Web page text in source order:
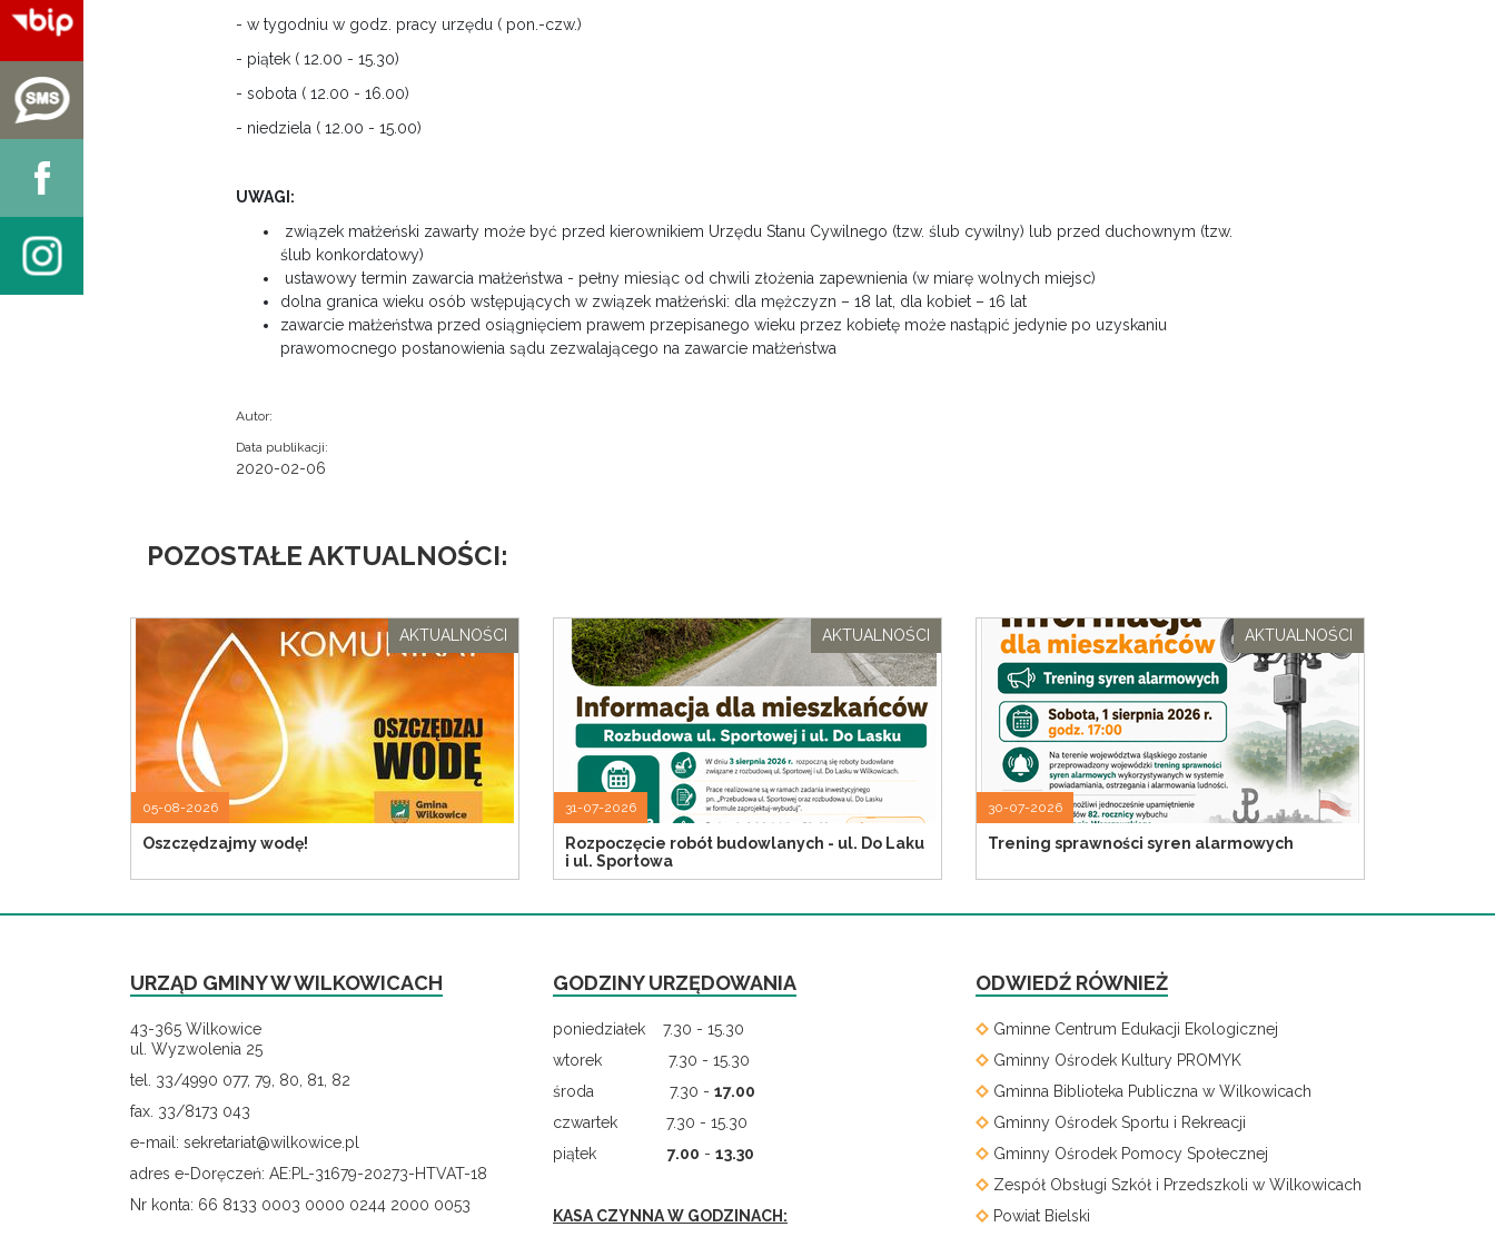
- w tygodniu w godz. pracy urzędu ( pon.-czw.)
- piątek ( 12.00 - 15.30)
- sobota ( 12.00 - 16.00)
- niedziela ( 12.00 - 15.00)
UWAGI:
związek małżeński zawarty może być przed kierownikiem Urzędu Stanu Cywilnego (tzw. ślub cywilny) lub przed duchownym (tzw.
ślub konkordatowy)
ustawowy termin zawarcia małżeństwa - pełny miesiąc od chwili złożenia zapewnienia (w miarę wolnych miejsc)
dolna granica wieku osób wstępujących w związek małżeński: dla mężczyzn – 18 lat, dla kobiet – 16 lat
zawarcie małżeństwa przed osiągnięciem prawem przepisanego wieku przez kobietę może nastąpić jedynie po uzyskaniu
prawomocnego postanowienia sądu zezwalającego na zawarcie małżeństwa
Autor:
Data publikacji:
2020-02-06
POZOSTAŁE AKTUALNOŚCI:
05-08-2026
Oszczędzajmy wodę!
AKTUALNOŚCI
31-07-2026
Rozpoczęcie robót budowlanych - ul. Do Laku
i ul. Sportowa
AKTUALNOŚCI
30-07-2026
Trening sprawności syren alarmowych
AKTUALNOŚCI
URZĄD GMINY W WILKOWICACH
43-365 Wilkowice
ul. Wyzwolenia 25
tel. 33/4990 077, 79, 80, 81, 82
fax. 33/8173 043
e-mail: sekretariat@wilkowice.pl
adres e-Doręczeń: AE:PL-31679-20273-HTVAT-18
Nr konta: 66 8133 0003 0000 0244 2000 0053
GODZINY URZĘDOWANIA
poniedziałek 7.30 - 15.30
wtorek 7.30 - 15.30
środa 7.30 - 17.00
czwartek 7.30 - 15.30
piątek 7.00 - 13.30
KASA CZYNNA W GODZINACH:
ODWIEDŹ RÓWNIEŻ
Gminne Centrum Edukacji Ekologicznej
Gminny Ośrodek Kultury PROMYK
Gminna Biblioteka Publiczna w Wilkowicach
Gminny Ośrodek Sportu i Rekreacji
Gminny Ośrodek Pomocy Społecznej
Zespół Obsługi Szkół i Przedszkoli w Wilkowicach
Powiat Bielski